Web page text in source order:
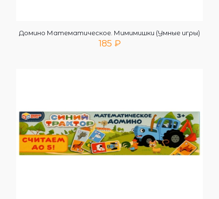
Домино Математическое. Мимимишки (Умные игры)
185 ₽